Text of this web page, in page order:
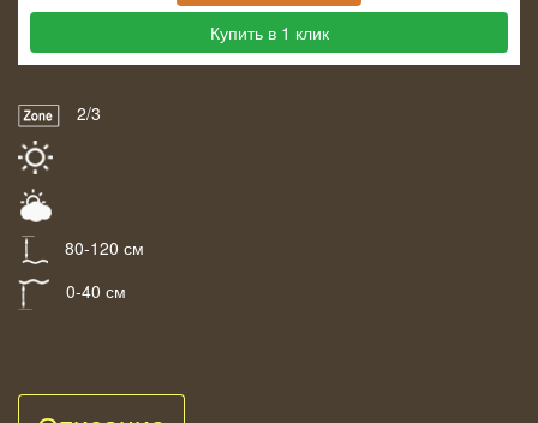
Купить в 1 клик
2/3
80-120 см
0-40 см